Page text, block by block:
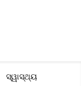
ସ୍ୱାସ୍ଥ୍ୟ